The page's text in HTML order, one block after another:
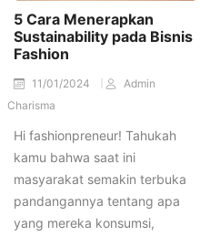
5 Cara Menerapkan
Sustainability pada Bisnis
Fashion
11/01/2024
Admin
Charisma
Hi fashionpreneur! Tahukah
kamu bahwa saat ini
masyarakat semakin terbuka
pandangannya tentang apa
yang mereka konsumsi,